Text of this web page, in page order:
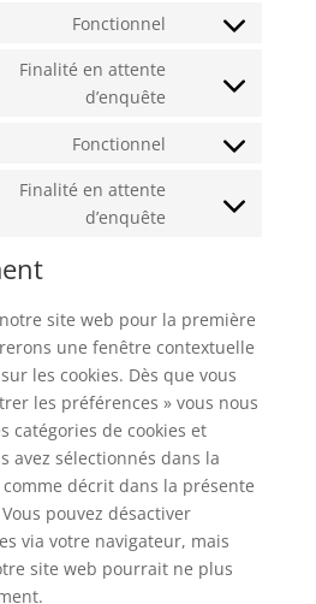
Fonctionnel
Consent
service
Finalité en attente
d’enquête
Consent
service
Fonctionnel
Consent
service
Finalité en attente
d’enquête
Consent
site web pour la première
une fenêtre contextuelle
les cookies. Dès que vous
les préférences » vous nous
catégories de cookies et
avez sélectionnés dans la
décrit dans la présente
pouvez désactiver
via votre navigateur, mais
site web pourrait ne plus